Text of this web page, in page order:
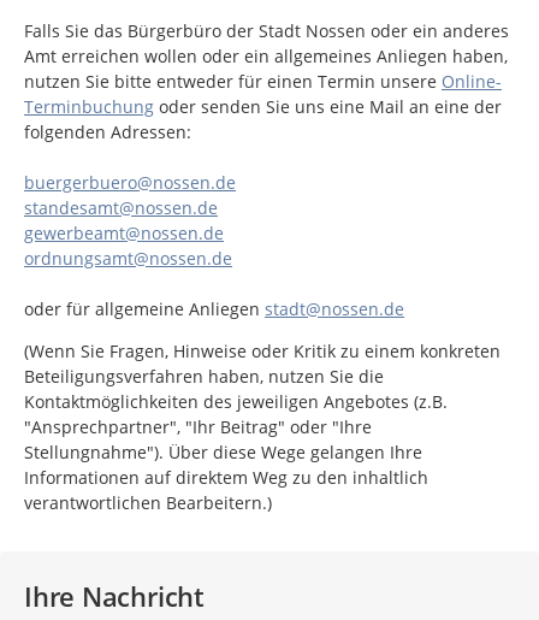
Falls Sie das Bürgerbüro der Stadt Nossen oder ein anderes
Amt erreichen wollen oder ein allgemeines Anliegen haben,
nutzen Sie bitte entweder für einen Termin unsere Online-
Terminbuchung oder senden Sie uns eine Mail an eine der
folgenden Adressen:
buergerbuero@nossen.de
standesamt@nossen.de
gewerbeamt@nossen.de
ordnungsamt@nossen.de
oder für allgemeine Anliegen stadt@nossen.de
(Wenn Sie Fragen, Hinweise oder Kritik zu einem konkreten
Beteiligungsverfahren haben, nutzen Sie die
Kontaktmöglichkeiten des jeweiligen Angebotes (z.B.
"Ansprechpartner", "Ihr Beitrag" oder "Ihre
Stellungnahme"). Über diese Wege gelangen Ihre
Informationen auf direktem Weg zu den inhaltlich
verantwortlichen Bearbeitern.)
Ihre Nachricht